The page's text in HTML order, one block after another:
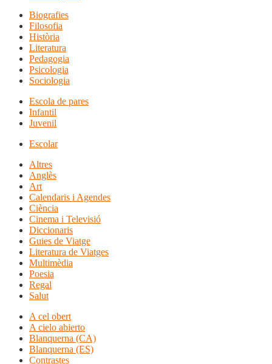
Biografies
Filosofia
Història
Literatura
Pedagogia
Psicologia
Sociologia
Escola de pares
Infantil
Juvenil
Escolar
Altres
Anglès
Art
Calendaris i Agendes
Ciència
Cinema i Televisió
Diccionaris
Guies de Viatge
Literatura de Viatges
Multimèdia
Poesia
Regal
Salut
A cel obert
A cielo abierto
Blanquerna (CA)
Blanquerna (ES)
Contrastes